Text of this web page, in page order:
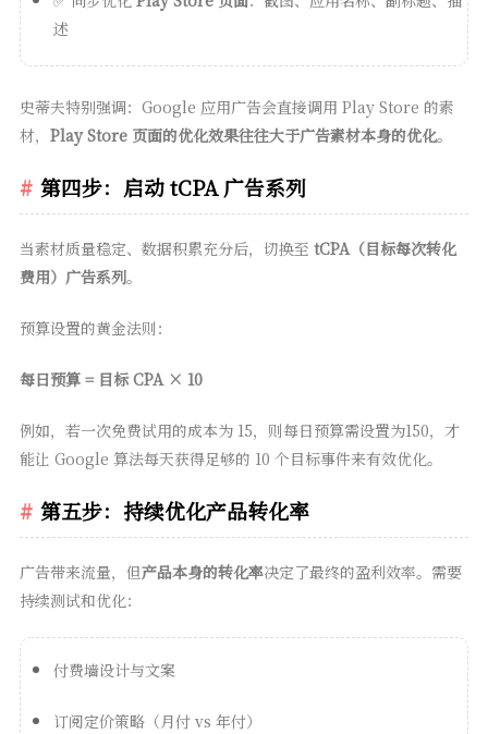
述
史蒂夫特别强调：Google 应用广告会直接调用 Play Store 的素
材， Play Store 页面的优化效果往往大于广告素材本身的优化。
第四步：启动 tCPA 广告系列
当素材质量稳定、数据积累充分后，切换至 tCPA（目标每次转化
费用）广告系列。
预算设置的黄金法则：
每日预算 = 目标 CPA × 10
例如，若一次免费试用的成本为 15，则每日预算需设置为150，才
能让 Google 算法每天获得足够的 10 个目标事件来有效优化。
第五步：持续优化产品转化率
广告带来流量，但产品本身的转化率决定了最终的盈利效率。需要
持续测试和优化：
付费墙设计与文案
订阅定价策略（月付 vs 年付）